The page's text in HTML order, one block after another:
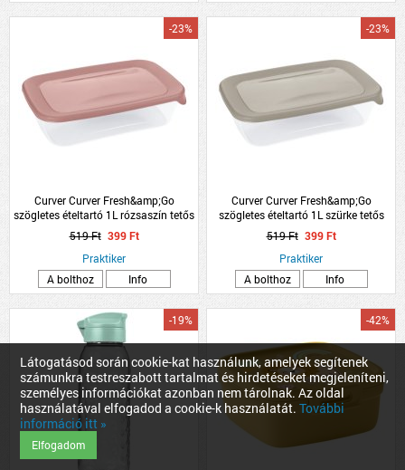
Látogatásod során cookie-kat használunk, amelyek segítenek
számunkra testreszabott tartalmat és hirdetéseket megjeleníteni,
személyes információkat azonban nem tárolnak. Az oldal
használatával elfogadod a cookie-k használatát. További
információ itt »
Elfogadom
Curver Curver Fresh&amp;Go
szögletes ételtartó 1L rózsaszín tetős
műanyag
-23%
519 Ft 399 Ft
Praktiker
A bolthoz
Info
Curver Curver Fresh&amp;Go
szögletes ételtartó 1L szürke tetős
műanyag
-23%
519 Ft 399 Ft
Praktiker
A bolthoz
Info
-19% -42%